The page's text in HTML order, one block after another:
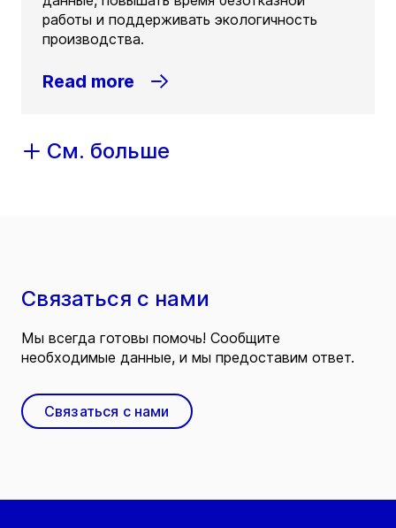
работы и поддерживать экологичность
производства.
Read more
См. больше
Связаться с нами
Мы всегда готовы помочь! Сообщите
необходимые данные, и мы предоставим ответ.
Связаться с нами